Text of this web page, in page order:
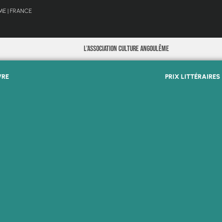
| FRANCE
L’Association Culture Angoulême
PRIX LITTÉRAIRES